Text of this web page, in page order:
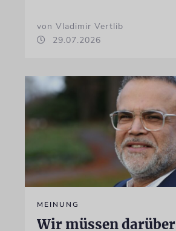
von Vladimir Vertlib
29.07.2026
MEINUNG
Wir müssen darüber